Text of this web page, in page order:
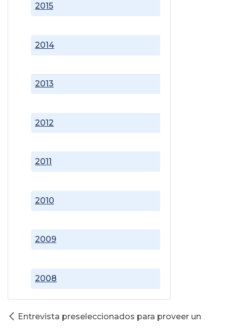
2008
2009
2010
2011
2012
2013
2014
2015
Entrevista preseleccionados para proveer un